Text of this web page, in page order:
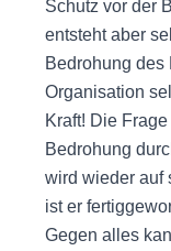
Schutz vor der
entsteht aber
Bedrohung des
Organisation
Kraft! Die
Bedrohung
wird wieder auf
ist er
Gegen alles